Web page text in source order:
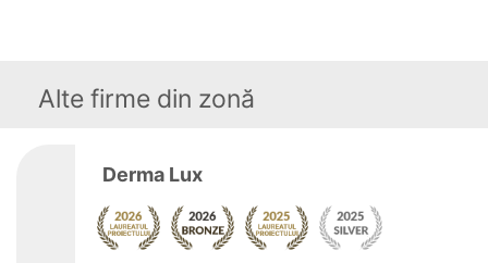
Alte firme din zonă
Derma Lux